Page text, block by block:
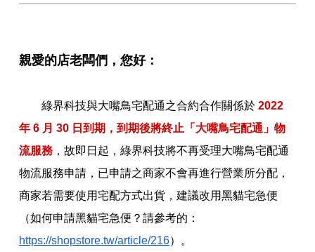
親愛的店老闆們，您好：
綠界科技與大嘴鳥宅配通之合約合作關係於 2022
年 6 月 30 日到期，到期後將終止「大嘴鳥宅配通」物
流服務 ，故即日起，綠界科技將不再受理大嘴鳥宅配通
物流服務申請，已申請之商家不會再進行營業所分配，
商家若需要使用宅配方式出貨，建議改用黑貓宅急便
（如何申請黑貓宅急便？請參考的：
https://shopstore.tw/article/216）。